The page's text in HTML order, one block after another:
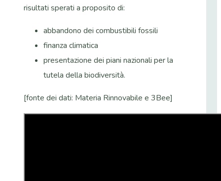
risultati sperati a proposito di:
abbandono dei combustibili fossili
finanza climatica
presentazione dei piani nazionali per la
tutela della biodiversità.
[fonte dei dati: Materia Rinnovabile e 3Bee]